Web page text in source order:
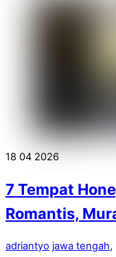
18 04 2026
7 Tempat
Romantis,
adriantyo jawa tengah,